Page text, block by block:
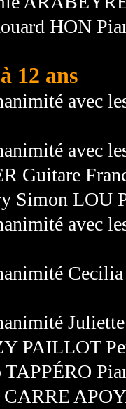
HON
12 ans
avec
avec
Guitare
Simon LOU
avec
PAILLOT